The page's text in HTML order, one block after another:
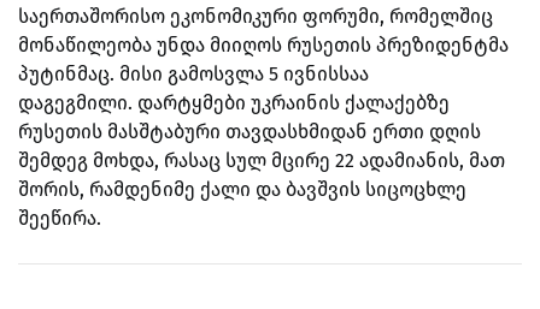
საერთაშორისო ეკონომიკური ფორუმი, რომელშიც
მონაწილეობა უნდა მიიღოს რუსეთის პრეზიდენტმა
პუტინმაც. მისი გამოსვლა 5 ივნისსაა
დაგეგმილი. დარტყმები უკრაინის ქალაქებზე
რუსეთის მასშტაბური თავდასხმიდან ერთი დღის
შემდეგ მოხდა, რასაც სულ მცირე 22 ადამიანის, მათ
შორის, რამდენიმე ქალი და ბავშვის სიცოცხლე
შეეწირა.